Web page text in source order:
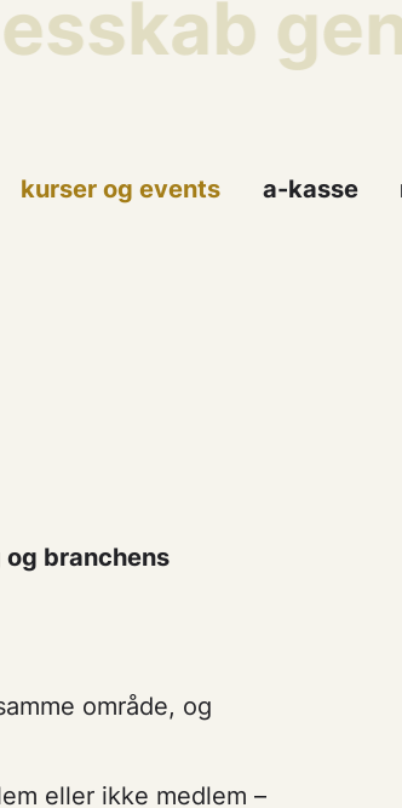
kurser og events a-kasse
branchens
område, og
eller ikke medlem –